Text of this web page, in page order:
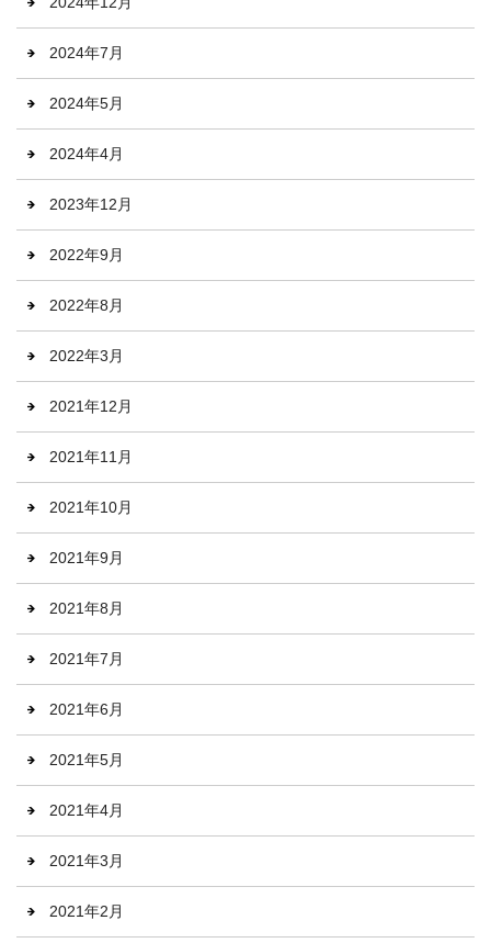
2024年7月
2024年5月
2024年4月
2023年12月
2022年9月
2022年8月
2022年3月
2021年12月
2021年11月
2021年10月
2021年9月
2021年8月
2021年7月
2021年6月
2021年5月
2021年4月
2021年3月
2021年2月